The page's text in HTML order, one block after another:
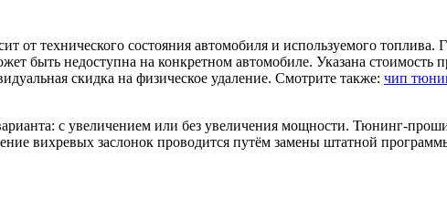
от технического состояния автомобиля и используемого топлива.
быть недоступна на конкретном автомобиле. Указана стоимость
скидка на физическое удаление. Смотрите также: чип
с увеличением или без увеличения мощности. Тюнинг-
вихревых заслонок проводится путём замены штатной